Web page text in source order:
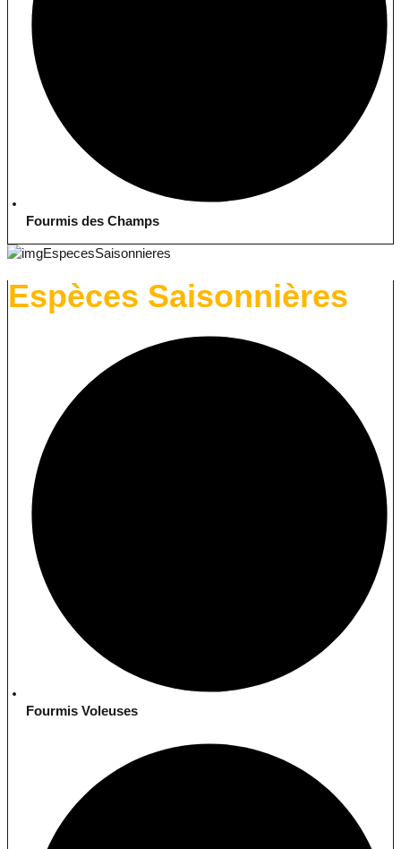
Fourmis des Champs
Espèces Saisonnières
Fourmis Voleuses